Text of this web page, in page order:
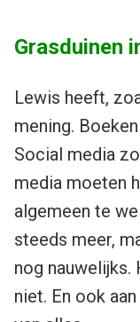
Grasduinen
Lewis heeft,
mening.
Social media
media moeten
algemeen te
steeds meer,
nog
niet. En ook